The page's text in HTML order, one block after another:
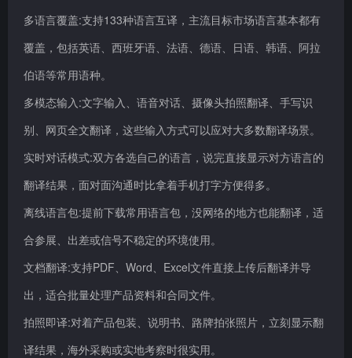
多语言覆盖:支持133种语言互译，主流目标市场语言基本都有
覆盖，包括英语、西班牙语、法语、德语、日语、韩语、阿拉
伯语等常用语种。
多模态输入:文字输入、语音对话、摄像头拍照翻译、手写识
别、网页全文翻译，这些输入方式可以应对大多数翻译场景。
实时对话模式:双方各选自己的语言，说完直接显示对方语言的
翻译结果，面对面沟通时比拿着手机打字方便得多。
离线语言包:提前下载常用语言包，没网络的地方也能翻译，适
合参展、出差或信号不稳定的环境使用。
文档翻译:支持PDF、Word、Excel文件直接上传后翻译并导
出，适合批量处理产品资料和合同文件。
拍照即译:对着产品包装、说明书、路牌拍张照片，立刻显示翻
译结果，海外采购或实地考察时很实用。